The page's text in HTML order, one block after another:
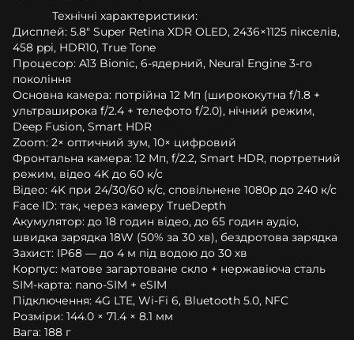
Технічні характеристики:
Дисплей: 5.8" Super Retina XDR OLED, 2436×1125 пікселів,
458 ppi, HDR10, True Tone
Процесор: A13 Bionic, 6-ядерний, Neural Engine 3-го
покоління
Основна камера: потрійна 12 Мп (ширококутна f/1.8 +
ультраширока f/2.4 + телефото f/2.0), нічний режим,
Deep Fusion, Smart HDR
Zoom: 2× оптичний зум, 10× цифровий
Фронтальна камера: 12 Мп, f/2.2, Smart HDR, портретний
режим, відео 4K до 60 к/с
Відео: 4K при 24/30/60 к/с, сповільнене 1080p до 240 к/с
Face ID: так, через камеру TrueDepth
Акумулятор: до 18 годин відео, до 65 годин аудіо,
швидка зарядка 18W (50% за 30 хв), бездротова зарядка
Захист: IP68 — до 4 м під водою до 30 хв
Корпус: матове загартоване скло + нержавіюча сталь
SIM-карта: nano-SIM + eSIM
Підключення: 4G LTE, Wi‑Fi 6, Bluetooth 5.0, NFC
Розміри: 144.0 × 71.4 × 8.1 мм
Вага: 188 г